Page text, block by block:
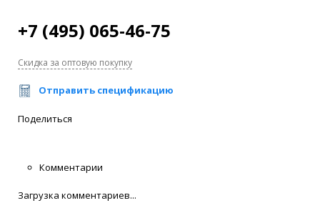
+7 (495) 065-46-75
Скидка за оптовую покупку
Отправить спецификацию
Поделиться
Комментарии
Загрузка комментариев...